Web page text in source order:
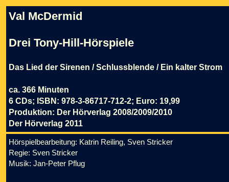
Val McDermid
Drei Tony-Hill-Hörspiele
Das Lied der Sirenen / Schlussblende / Ein kalter Strom
ca. 366 Minuten
6 CDs; ISBN: 978-3-86717-712-2; Euro: 19,99
Produktion: Der Hörverlag 2008/2009/2010
Der Hörverlag 2011
Hörspielbearbeitung: Katrin Reiling, Sven Stricker
Regie: Sven Stricker
Musik: Jan-Peter Pflug